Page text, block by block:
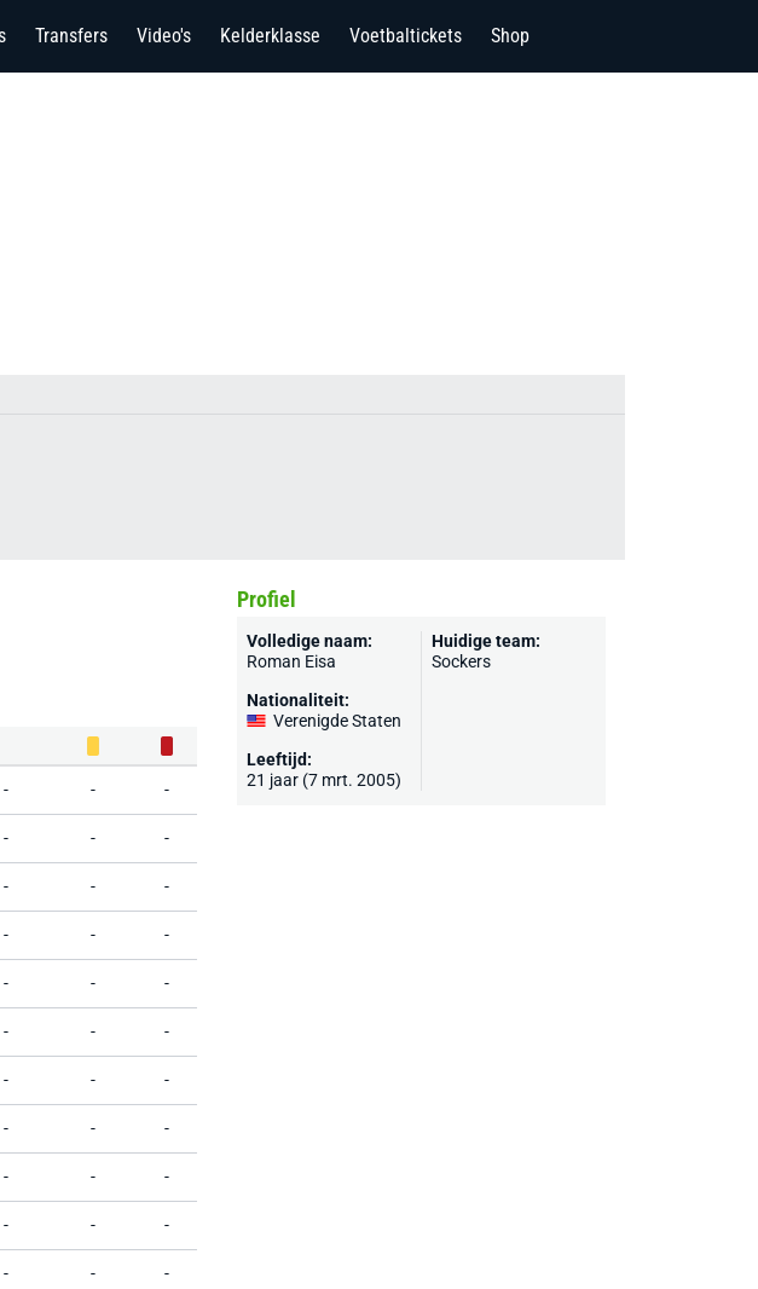
Transfers Video's Kelderklasse Voetbaltickets Shop
- - -
- - -
- - -
- - -
- - -
- - -
- - -
- - -
- - -
- - -
- - -
Profiel
Volledige naam:
Roman Eisa
Nationaliteit:
Verenigde Staten
Leeftijd:
21 jaar (7 mrt. 2005)
Huidige team:
Sockers